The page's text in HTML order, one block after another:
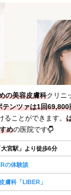
の美容皮膚科クリニ
ンツァは1回69,800
ことができます。
めの医院です
宮駅」より徒歩6分
の体験談
膚科「LIBER」